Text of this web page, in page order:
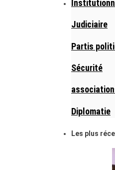
Judiciaire
Partis
Sécurité
Diplomatie
Les plus